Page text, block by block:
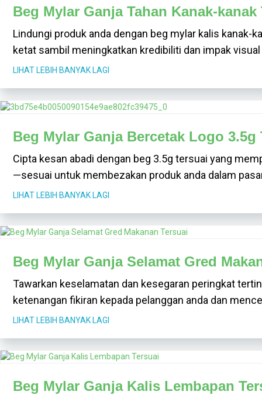
Beg Mylar Ganja Tahan Kanak-kanak
Lindungi produk anda dengan beg mylar kalis kanak-
ketat sambil meningkatkan kredibiliti dan impak visual
LIHAT LEBIH BANYAK LAGI
Beg Mylar Ganja Bercetak Logo 3.5g
Cipta kesan abadi dengan beg 3.5g tersuai yang
—sesuai untuk membezakan produk anda dalam
LIHAT LEBIH BANYAK LAGI
Beg Mylar Ganja Selamat Gred
Tawarkan keselamatan dan kesegaran peringkat
ketenangan fikiran kepada pelanggan anda dan
LIHAT LEBIH BANYAK LAGI
Beg Mylar Ganja Kalis Lembapan